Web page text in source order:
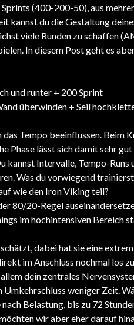
(400-200-50), aus
kannst du die Gestaltung
viele Runden zu schaffen
In diesem Post geht es
und runter + 200 Sprint
überwinden + Seil
Tempo beeinflussen.
Phase lässt sich damit sehr
Intervalle, Tempo-Runs
Was du vorwiegend
wie den Iron Viking teil?
80/20-Regel
im hochintensiven Bereich
dabei hat sie eine
im Anschluss nochmal los
dein zentrales
weniger Zeit.
Belastung, bis zu 72
wir aber eher darauf